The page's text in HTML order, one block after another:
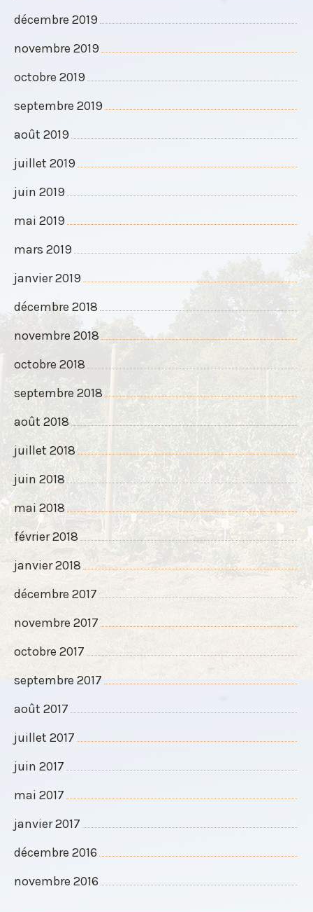
décembre 2019
novembre 2019
octobre 2019
septembre 2019
août 2019
juillet 2019
juin 2019
mai 2019
mars 2019
janvier 2019
décembre 2018
novembre 2018
octobre 2018
septembre 2018
août 2018
juillet 2018
juin 2018
mai 2018
février 2018
janvier 2018
décembre 2017
novembre 2017
octobre 2017
septembre 2017
août 2017
juillet 2017
juin 2017
mai 2017
janvier 2017
décembre 2016
novembre 2016